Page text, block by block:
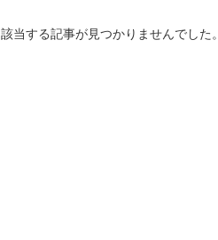
該当する記事が見つかりませんでした。